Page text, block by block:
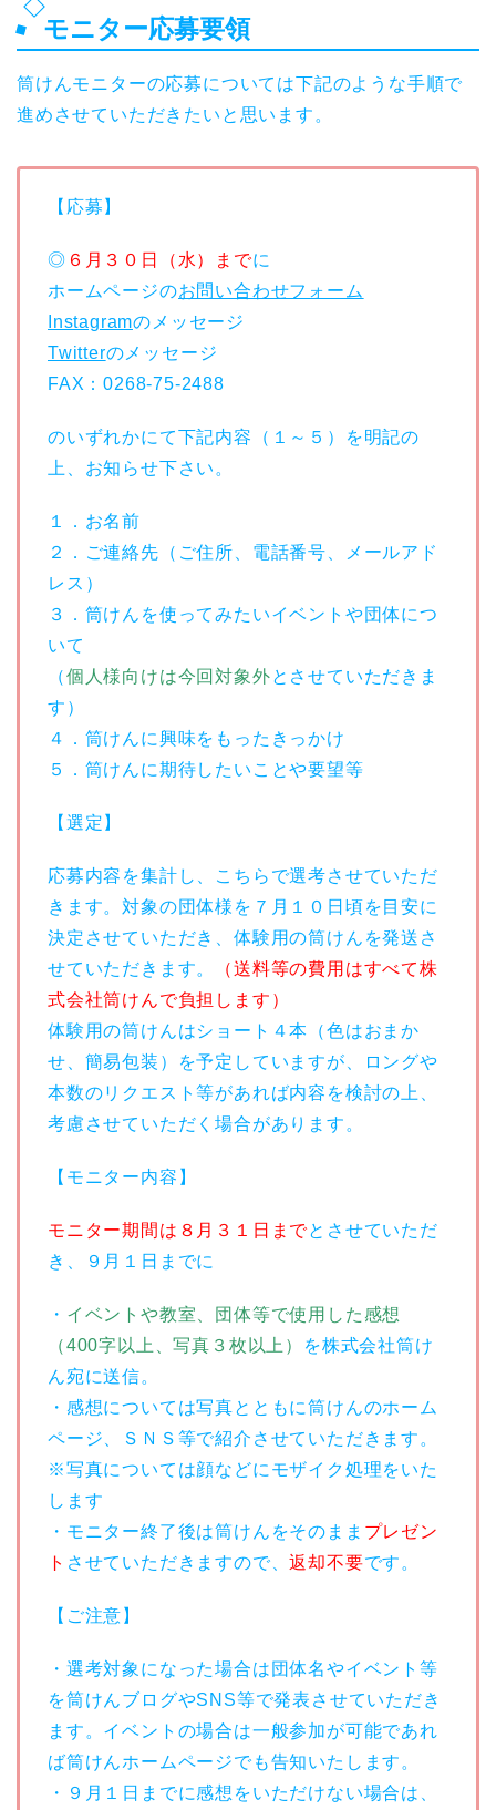
モニター応募要領
筒けんモニターの応募については下記のような手順で
進めさせていただきたいと思います。
【応募】
◎ ６月３０日（水）までに
ホームページのお問い合わせフォーム
Instagramのメッセージ
Twitterのメッセージ
FAX：0268-75-2488
のいずれかにて下記内容（１～５）を明記の
上、お知らせ下さい。
１．お名前
２．ご連絡先（ご住所、電話番号、メールアド
レス）
３．筒けんを使ってみたいイベントや団体につ
いて
（個人様向けは今回対象外とさせていただきま
す）
４．筒けんに興味をもったきっかけ
５．筒けんに期待したいことや要望等
【選定】
応募内容を集計し、こちらで選考させていただ
きます。対象の団体様を７月１０日頃を目安に
決定させていただき、体験用の筒けんを発送さ
せていただきます。
（送料等の費用はすべて株
式会社筒けんで負担します）
体験用の筒けんはショート４本（色はおまか
せ、簡易包装）を予定していますが、ロングや
本数のリクエスト等があれば内容を検討の上、
考慮させていただく場合があります。
【モニター内容】
モニター期間は８月３１日までとさせていただ
き、９月１日までに
・ イベントや教室、団体等で使用した感想
（400字以上、写真３枚以上）
を株式会社筒け
ん宛に送信。
・感想については写真とともに筒けんのホーム
ページ、ＳＮＳ等で紹介させていただきます。
※写真については顔などにモザイク処理をいた
します
・モニター終了後は筒けんをそのまま プレゼン
ト させていただきますので、返却不要です。
【ご注意】
・選考対象になった場合は団体名やイベント等
を筒けんブログやSNS等で発表させていただき
ます。イベントの場合は一般参加が可能であれ
ば筒けんホームページでも告知いたします。
・９月１日までに感想をいただけない場合は、